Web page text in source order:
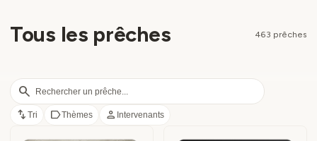
Tous les prêches 463 prêches
search
swap_vert Tri labelThèmes person Intervenants